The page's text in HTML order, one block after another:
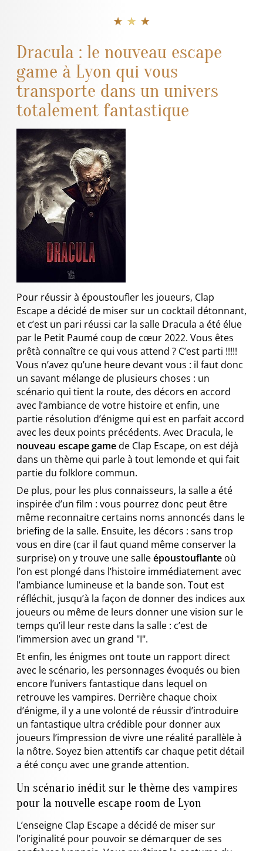
★ ★ ★
Dracula : le nouveau escape
game à Lyon qui vous
transporte dans un univers
totalement fantastique
Pour réussir à époustoufler les joueurs, Clap
Escape a décidé de miser sur un cocktail détonnant,
et c’est un pari réussi car la salle Dracula a été élue
par le Petit Paumé coup de cœur 2022. Vous êtes
prêtà connaître ce qui vous attend ? C’est parti !!!!!
Vous n’avez qu’une heure devant vous : il faut donc
un savant mélange de plusieurs choses : un
scénario qui tient la route, des décors en accord
avec l’ambiance de votre histoire et enfin, une
partie résolution d’énigme qui est en parfait accord
avec les deux points précédents. Avec Dracula, le
nouveau escape gamede Clap Escape, on est déjà
dans un thème qui parle à tout lemonde et qui fait
partie du folklore commun.
De plus, pour les plus connaisseurs, la salle a été
inspirée d’un film : vous pourrez donc peut être
même reconnaitre certains noms annoncés dans le
briefing de la salle. Ensuite, les décors : sans trop
vous en dire (car il faut quand même conserver la
surprise) on y trouve une salleépoustouflante où
l’on est plongé dans l’histoire immédiatement avec
l’ambiance lumineuse et la bande son. Tout est
réfléchit, jusqu’à la façon de donner des indices aux
joueurs ou même de leurs donner une vision sur le
temps qu’il leur reste dans la salle : c’est de
l’immersion avec un grand "I".
Et enfin, les énigmes ont toute un rapport direct
avec le scénario, les personnages évoqués ou bien
encore l’univers fantastique dans lequel on
retrouve les vampires. Derrière chaque choix
d’énigme, il y a une volonté de réussir d’introduire
un fantastique ultra crédible pour donner aux
joueurs l’impression de vivre une réalité parallèle à
la nôtre. Soyez bien attentifs car chaque petit détail
a été conçu avec une grande attention.
Un scénario inédit sur le thème des vampires
pour la nouvelle escape room de Lyon
L’enseigne Clap Escape a décidé de miser sur
l’originalité pour pouvoir se démarquer de ses